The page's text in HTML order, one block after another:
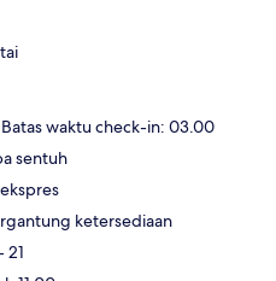
waktu check-in: 03.00
sentuh
ketersediaan
21